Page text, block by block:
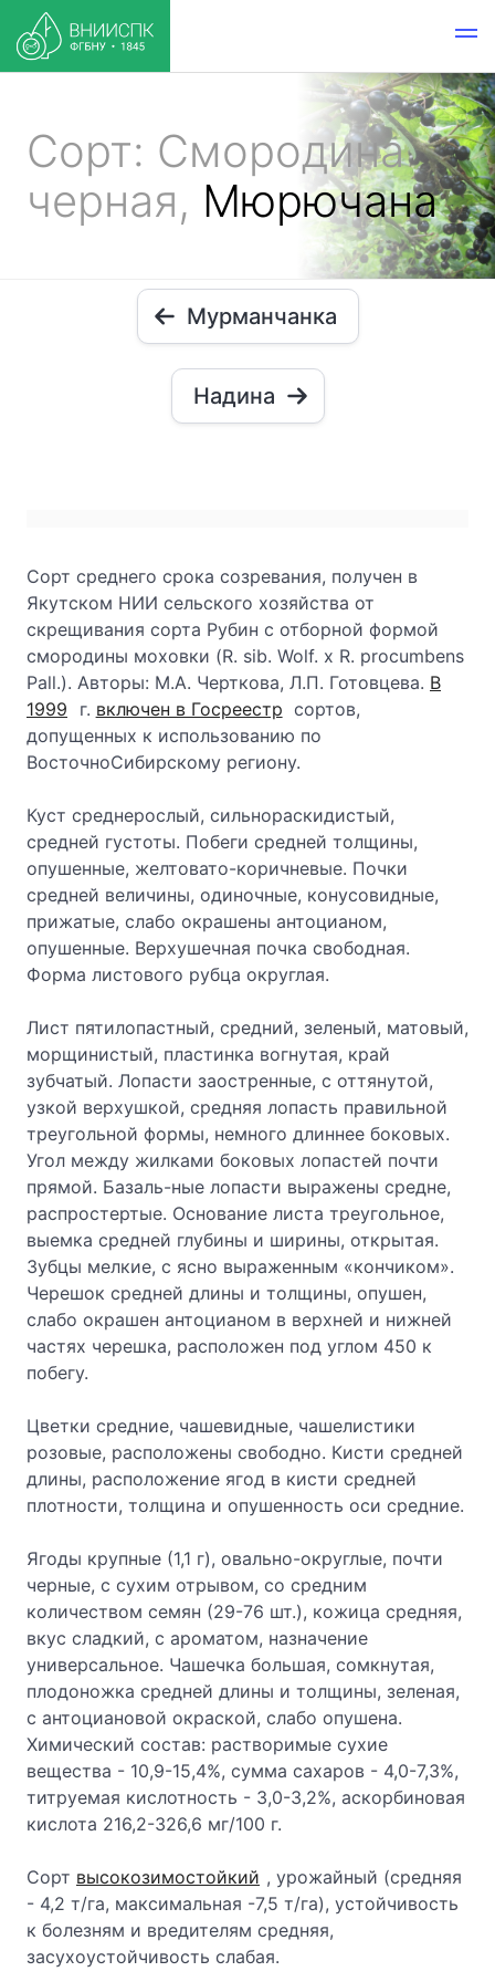
Сорт: Смородина
черная, Мюрючана
Мурманчанка
Надина
Сорт среднего срока созревания, получен в
Якутском НИИ сельского хозяйства от
скрещивания сорта Рубин с отборной формой
смородины моховки (R. sib. Wolf. х R. procumbens
Pall.). Авторы: М.А. Черткова, Л.П. Готовцева. В
1999
г. включен в Госреестр сортов,
допущенных к использованию по
ВосточноСибирскому региону.
Куст среднерослый, сильнораскидистый,
средней густоты. Побеги средней толщины,
опушенные, желтовато-коричневые. Почки
средней величины, одиночные, конусовидные,
прижатые, слабо окрашены антоцианом,
опушенные. Верхушечная почка свободная.
Форма листового рубца округлая.
Лист пятилопастный, средний, зеленый, матовый,
морщинистый, пластинка вогнутая, край
зубчатый. Лопасти заостренные, с оттянутой,
узкой верхушкой, средняя лопасть правильной
треугольной формы, немного длиннее боковых.
Угол между жилками боковых лопастей почти
прямой. Базаль-ные лопасти выражены средне,
распростертые. Основание листа треугольное,
выемка средней глубины и ширины, открытая.
Зубцы мелкие, с ясно выраженным «кончиком».
Черешок средней длины и толщины, опушен,
слабо окрашен антоцианом в верхней и нижней
частях черешка, расположен под углом 450 к
побегу.
Цветки средние, чашевидные, чашелистики
розовые, расположены свободно. Кисти средней
длины, расположение ягод в кисти средней
плотности, толщина и опушенность оси средние.
Ягоды крупные (1,1 г), овально-округлые, почти
черные, с сухим отрывом, со средним
количеством семян (29-76 шт.), кожица средняя,
вкус сладкий, с ароматом, назначение
универсальное. Чашечка большая, сомкнутая,
плодоножка средней длины и толщины, зеленая,
с антоциановой окраской, слабо опушена.
Химический состав: растворимые сухие
вещества - 10,9-15,4%, сумма сахаров - 4,0-7,3%,
титруемая кислотность - 3,0-3,2%, аскорбиновая
кислота 216,2-326,6 мг/100 г.
Сорт высокозимостойкий , урожайный (средняя
- 4,2 т/га, максимальная -7,5 т/га), устойчивость
к болезням и вредителям средняя,
засухоустойчивость слабая.